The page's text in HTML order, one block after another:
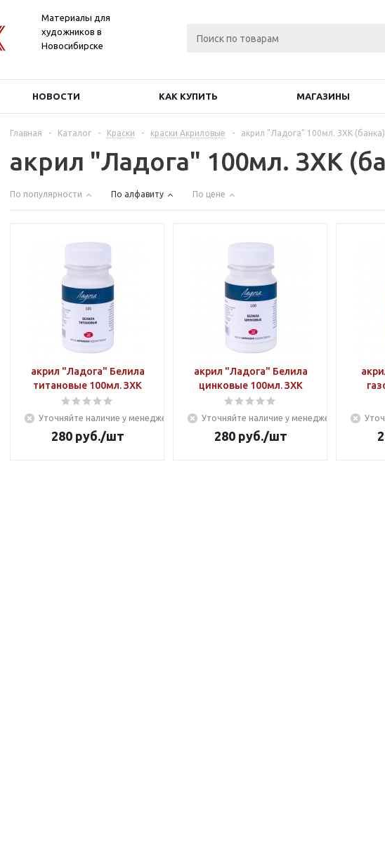
Материалы для
художников в
Новосибирске
НОВОСТИ КАК КУПИТЬ МАГАЗИНЫ
Главная - Каталог - Краски - краски Акриловые - акрил "Ладога" 100мл. ЗХК (банка)
акрил "Ладога" 100мл. ЗХК
По популярности По алфавиту По цене
акрил "Ладога" Белила
титановые 100мл. ЗХК
Уточняйте наличие у менеджера
280руб./шт
акрил "Ладога" Белила
цинковые 100мл. ЗХК
Уточняйте наличие у менеджера
280руб./шт